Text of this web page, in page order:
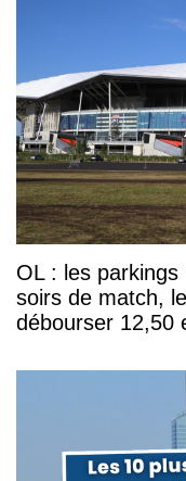
OL : les
soirs de match,
débourser 12,50